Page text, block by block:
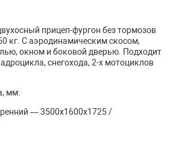
прицеп-фургон без тормозов
кг. С аэродинамическим скосом,
окном и боковой дверью. Подходит
снегохода, 2-х мотоциклов
мм:
— 3500х1600х1725 /